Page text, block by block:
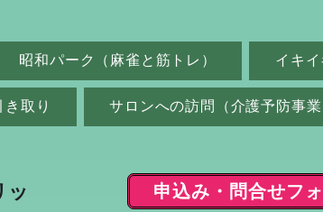
昭和パーク（麻雀と筋トレ） イキ
取り サロンへの訪問（介護予防事業
ッ
申込み・問合せフ